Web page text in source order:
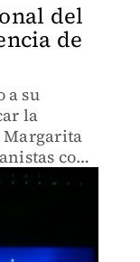
del
de
a su
la
Margarita
con